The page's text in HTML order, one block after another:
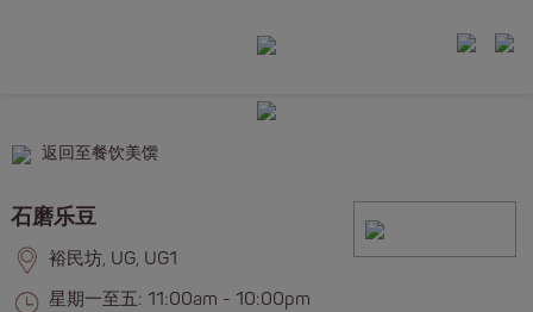
返回至餐饮美馔
石磨乐豆
裕民坊, UG, UG1
星期一至五: 11:00am - 10:00pm